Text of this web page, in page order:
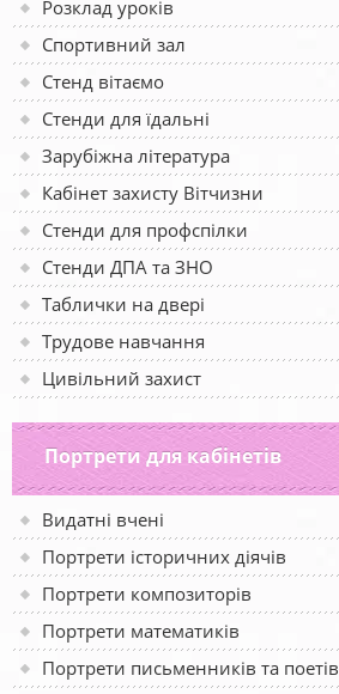
Розклад уроків
Спортивний зал
Стенд вітаємо
Стенди для їдальні
Зарубіжна література
Кабінет захисту Вітчизни
Стенди для профспілки
Стенди ДПА та ЗНО
Таблички на двері
Трудове навчання
Цивільний захист
Портрети для кабінетів
Видатні вчені
Портрети історичних діячів
Портрети композиторів
Портрети математиків
Портрети письменників та поетів